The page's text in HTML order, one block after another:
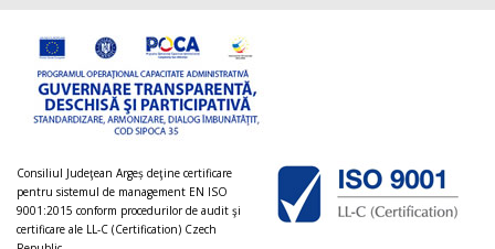
Consiliul Judeţean Argeș deţine certificare
pentru sistemul de management EN ISO
9001:2015 conform procedurilor de audit şi
certificare ale LL-C (Certification) Czech